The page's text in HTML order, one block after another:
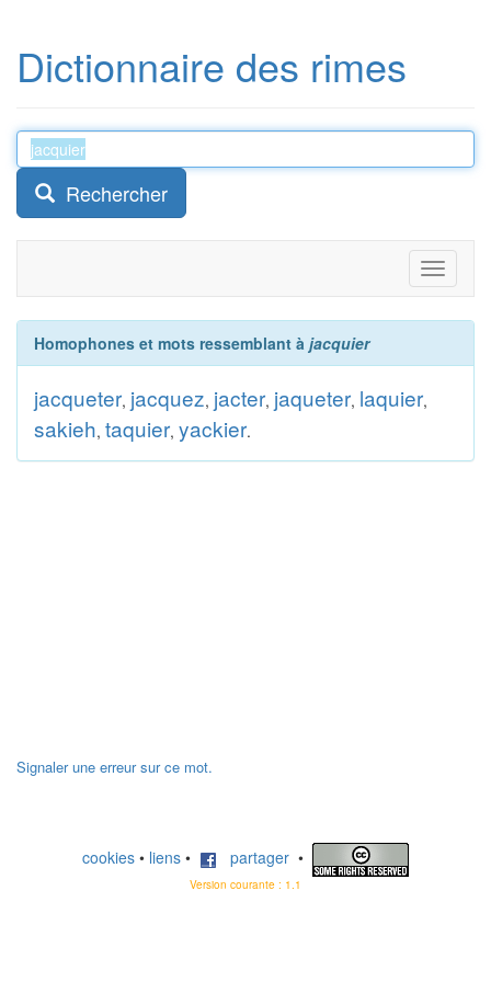
Dictionnaire des rimes
Rechercher
Toggle
Homophones et mots ressemblant à jacquier
jacqueter, jacquez, jacter, jaqueter, laquier,
sakieh, taquier, yackier.
Signaler une erreur sur ce mot.
cookies • liens • partager •
Version courante : 1.1